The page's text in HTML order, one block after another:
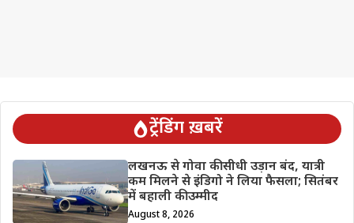
ट्रेंडिंग ख़बरें
लखनऊ से गोवा की सीधी उड़ान बंद, यात्री
कम मिलने से इंडिगो ने लिया फैसला; सितंबर
में बहाली की उम्मीद
August 8, 2026